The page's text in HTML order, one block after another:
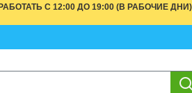
С 12:00 ДО 19:00 (В РАБОЧИЕ